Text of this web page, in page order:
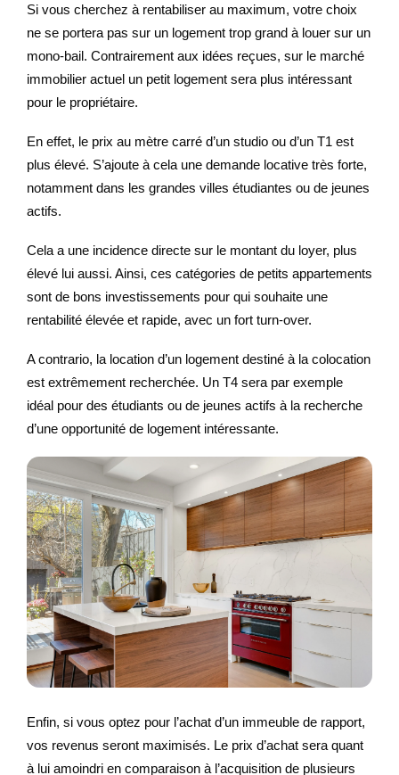
Si vous cherchez à rentabiliser au maximum, votre choix
ne se portera pas sur un logement trop grand à louer sur un
mono-bail. Contrairement aux idées reçues, sur le marché
immobilier actuel un petit logement sera plus intéressant
pour le propriétaire.
En effet, le prix au mètre carré d’un studio ou d’un T1 est
plus élevé. S’ajoute à cela une demande locative très forte,
notamment dans les grandes villes étudiantes ou de jeunes
actifs.
Cela a une incidence directe sur le montant du loyer, plus
élevé lui aussi. Ainsi, ces catégories de petits appartements
sont de bons investissements pour qui souhaite une
rentabilité élevée et rapide, avec un fort turn-over.
A contrario, la location d’un logement destiné à la colocation
est extrêmement recherchée. Un T4 sera par exemple
idéal pour des étudiants ou de jeunes actifs à la recherche
d’une opportunité de logement intéressante.
Enfin, si vous optez pour l’achat d’un immeuble de rapport,
vos revenus seront maximisés. Le prix d’achat sera quant
à lui amoindri en comparaison à l’acquisition de plusieurs